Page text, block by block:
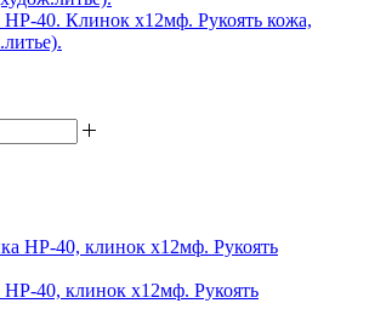
НР-40. Клинок х12мф. Рукоять кожа,
40, клинок х12мф. Рукоять